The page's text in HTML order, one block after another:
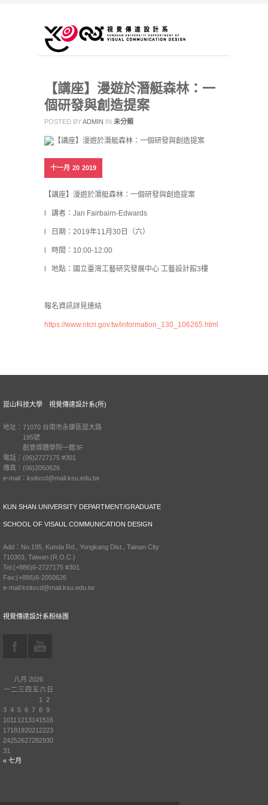
【講座】漫遊於潛艇森林：一
個研發與創造提案
POSTED BYADMIN IN 未分類
十一月 20 2019
【講座】漫遊於潛艇森林：一個研發與創造提案
l 講者：Jan Fairbairn-Edwards
l 日期：2019年11月30日（六）
l 時間：10:00-12:00
l 地點：國立臺灣工藝研究發展中心 工藝設計館3樓
報名資訊詳見連結
https://www.ntcri.gov.tw/information_130_106265.html
崑山科技大學 視覺傳達設計系(所)
地址：71070 台南市永康區崑大路
195號
創意媒體學院一館3F
電話：(06)2727175 #301
傳真：(06)2050626
e-mail：ksitvcd@mail.ksu.edu.tw
KUN SHAN UNIVERSITY DEPARTMENT/GRADUATE
SCHOOL OF VISAUL COMMUNICATION DESIGN
Add：No.195, Kunda Rd., Yongkang Dist., Tainan City
710303, Taiwan (R.O.C.)
Tel:(+886)6-2727175 #301
Fax:(+886)6-2050626
e-mail:ksitvcd@mail.ksu.edu.tw
視覺傳達設計系粉絲團
八月 2026
一 二 三 四 五六 日
« 七月
1
2
3 4 5 6 7 8 9
1011 1213141516
1718192021 2223
24252627282930
31